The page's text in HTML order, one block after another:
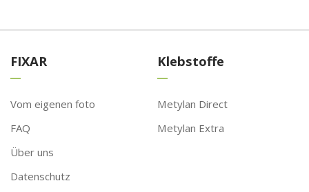
FIXAR
Vom eigenen foto
FAQ
Über uns
Datenschutz
Klebstoffe
Metylan Direct
Metylan Extra